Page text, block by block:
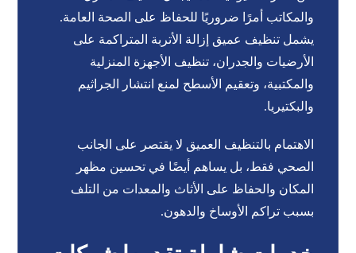
والمكاتب أمرًا ضروريًا للحفاظ على الصحة العامة.
يشمل تنظيف عميق إزالة الأتربة المتراكمة على
الأرضيات والجدران، تنظيف الأجهزة المنزلية
والمكتبية، وتعقيم الأسطح لمنع انتشار الجراثيم
والبكتيريا.
الاهتمام بالتنظيف العميق لا يقتصر على الجانب
الصحي فقط، بل يساهم أيضًا في تحسين مظهر
المكان والحفاظ على الأثاث والمعدات من التلف
بسبب تراكم الأوساخ والدهون.